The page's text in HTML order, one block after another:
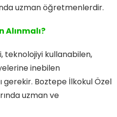
uzman öğretmenlerdir.
Alınmalı?
teknolojiyi kullanabilen,
inebilen
Boztepe İlkokul Özel
uzman ve